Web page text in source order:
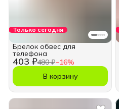
Только сегодня
403 ₽480 ₽−16%
Брелок обвес для
телефона
В корзину